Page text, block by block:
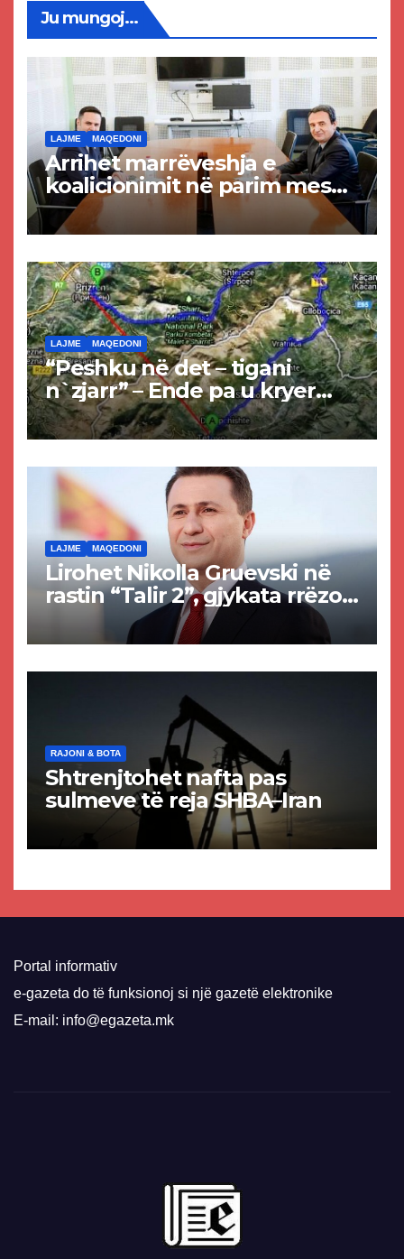
Ju mungoj...
LAJME MAQEDONI
Arrihet marrëveshja e
koalicionimit në parim mes
Kurtit dhe Abdixhikut
LAJME MAQEDONI
“Peshku në det – tigani
n`zjarr” – Ende pa u kryer
projekti i tunelit, komuna e
Tetovës nis punimet për
LAJME MAQEDONI
Lirohet Nikolla Gruevski në
rastin “Talir 2”, gjykata rrëzon
akuzat për ndërtimin e
paligjshëm të selisë së
RAJONI & BOTA
Shtrenjtohet nafta pas
sulmeve të reja SHBA–Iran
Portal informativ
e-gazeta do të funksionoj si një gazetë elektronike
E-mail: info@egazeta.mk